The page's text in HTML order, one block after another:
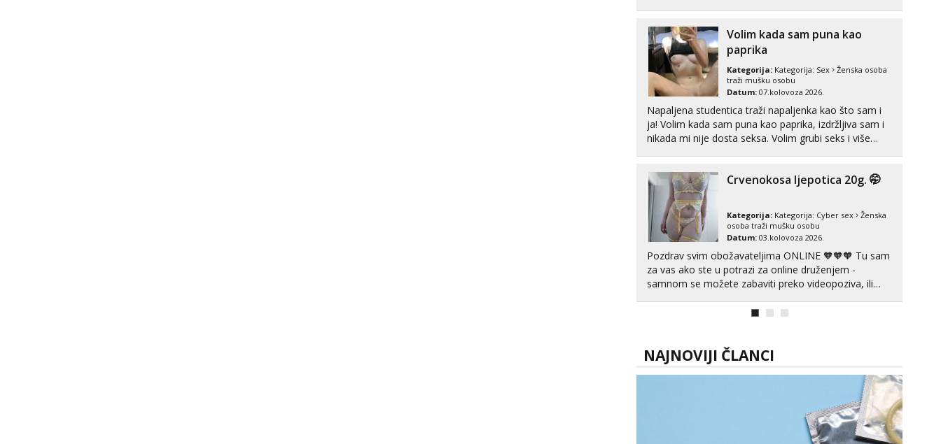
vidjeti na videopozivu. 😉 S vama sam vec 5 ...
Volim kada sam puna kao
paprika
Kategorija: Kategorija: Sex
Ženska osoba
traži mušku osobu
Datum: 07.kolovoza 2026.
Napaljena studentica traži napaljenka kao što sam i
ja! Volim kada sam puna kao paprika, izdržljiva sam i
nikada mi nije dosta seksa. Volim grubi seks i više
cekam te!
Crvenokosa ljepotica 20g. 🤭
Kategorija: Kategorija: Cyber sex
Ženska
osoba traži mušku osobu
Datum: 03.kolovoza 2026.
Pozdrav svim obožavateljima ONLINE 🧡🧡🧡 Tu sam
za vas ako ste u potrazi za online druženjem -
samnom se možete zabaviti preko videopoziva, ili
kolegicama, svaka je drugačija 😉 Radim i vruća
NAJNOVIJI ČLANCI